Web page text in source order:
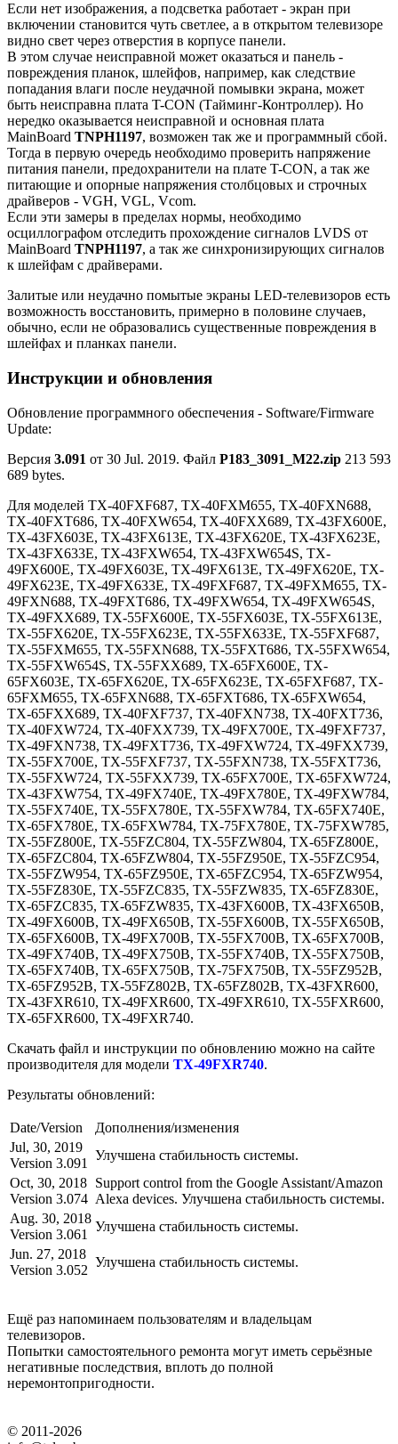
Если нет изображения, а подсветка работает - экран при
включении становится чуть светлее, а в открытом телевизоре
видно свет через отверстия в корпусе панели.
В этом случае неисправной может оказаться и панель -
повреждения планок, шлейфов, например, как следствие
попадания влаги после неудачной помывки экрана, может
быть неисправна плата T-CON (Тайминг-Контроллер). Но
нередко оказывается неисправной и основная плата
MainBoard TNPH1197, возможен так же и программный сбой.
Тогда в первую очередь необходимо проверить напряжение
питания панели, предохранители на плате T-CON, а так же
питающие и опорные напряжения столбцовых и строчных
драйверов - VGH, VGL, Vcom.
Если эти замеры в пределах нормы, необходимо
осциллографом отследить прохождение сигналов LVDS от
MainBoard TNPH1197, а так же синхронизирующих сигналов
к шлейфам с драйверами.
Залитые или неудачно помытые экраны LED-телевизоров есть
возможность восстановить, примерно в половине случаев,
обычно, если не образовались существенные повреждения в
шлейфах и планках панели.
Инструкции и обновления
Обновление программного обеспечения - Software/Firmware
Update:
Версия 3.091 от 30 Jul. 2019. Файл P183_3091_M22.zip 213 593
689 bytes.
Для моделей TX-40FXF687, TX-40FXM655, TX-40FXN688,
TX-40FXT686, TX-40FXW654, TX-40FXX689, TX-43FX600E,
TX-43FX603E, TX-43FX613E, TX-43FX620E, TX-43FX623E,
TX-43FX633E, TX-43FXW654, TX-43FXW654S, TX-
49FX600E, TX-49FX603E, TX-49FX613E, TX-49FX620E, TX-
49FX623E, TX-49FX633E, TX-49FXF687, TX-49FXM655, TX-
49FXN688, TX-49FXT686, TX-49FXW654, TX-49FXW654S,
TX-49FXX689, TX-55FX600E, TX-55FX603E, TX-55FX613E,
TX-55FX620E, TX-55FX623E, TX-55FX633E, TX-55FXF687,
TX-55FXM655, TX-55FXN688, TX-55FXT686, TX-55FXW654,
TX-55FXW654S, TX-55FXX689, TX-65FX600E, TX-
65FX603E, TX-65FX620E, TX-65FX623E, TX-65FXF687, TX-
65FXM655, TX-65FXN688, TX-65FXT686, TX-65FXW654,
TX-65FXX689, TX-40FXF737, TX-40FXN738, TX-40FXT736,
TX-40FXW724, TX-40FXX739, TX-49FX700E, TX-49FXF737,
TX-49FXN738, TX-49FXT736, TX-49FXW724, TX-49FXX739,
TX-55FX700E, TX-55FXF737, TX-55FXN738, TX-55FXT736,
TX-55FXW724, TX-55FXX739, TX-65FX700E, TX-65FXW724,
TX-43FXW754, TX-49FX740E, TX-49FX780E, TX-49FXW784,
TX-55FX740E, TX-55FX780E, TX-55FXW784, TX-65FX740E,
TX-65FX780E, TX-65FXW784, TX-75FX780E, TX-75FXW785,
TX-55FZ800E, TX-55FZC804, TX-55FZW804, TX-65FZ800E,
TX-65FZC804, TX-65FZW804, TX-55FZ950E, TX-55FZC954,
TX-55FZW954, TX-65FZ950E, TX-65FZC954, TX-65FZW954,
TX-55FZ830E, TX-55FZC835, TX-55FZW835, TX-65FZ830E,
TX-65FZC835, TX-65FZW835, TX-43FX600B, TX-43FX650B,
TX-49FX600B, TX-49FX650B, TX-55FX600B, TX-55FX650B,
TX-65FX600B, TX-49FX700B, TX-55FX700B, TX-65FX700B,
TX-49FX740B, TX-49FX750B, TX-55FX740B, TX-55FX750B,
TX-65FX740B, TX-65FX750B, TX-75FX750B, TX-55FZ952B,
TX-65FZ952B, TX-55FZ802B, TX-65FZ802B, TX-43FXR600,
TX-43FXR610, TX-49FXR600, TX-49FXR610, TX-55FXR600,
TX-65FXR600, TX-49FXR740.
Скачать файл и инструкции по обновлению можно на сайте
производителя для модели TX-49FXR740.
Результаты обновлений:
Date/Version
Дополнения/изменения
Jul, 30, 2019
Version 3.091
Улучшена стабильность системы.
Oct, 30, 2018
Version 3.074
Support control from the Google Assistant/Amazon
Alexa devices. Улучшена стабильность системы.
Aug. 30, 2018
Version 3.061
Улучшена стабильность системы.
Jun. 27, 2018
Version 3.052
Улучшена стабильность системы.
Ещё раз напоминаем пользователям и владельцам
телевизоров.
Попытки самостоятельного ремонта могут иметь серьёзные
негативные последствия, вплоть до полной
неремонтопригодности.
© 2011-2026